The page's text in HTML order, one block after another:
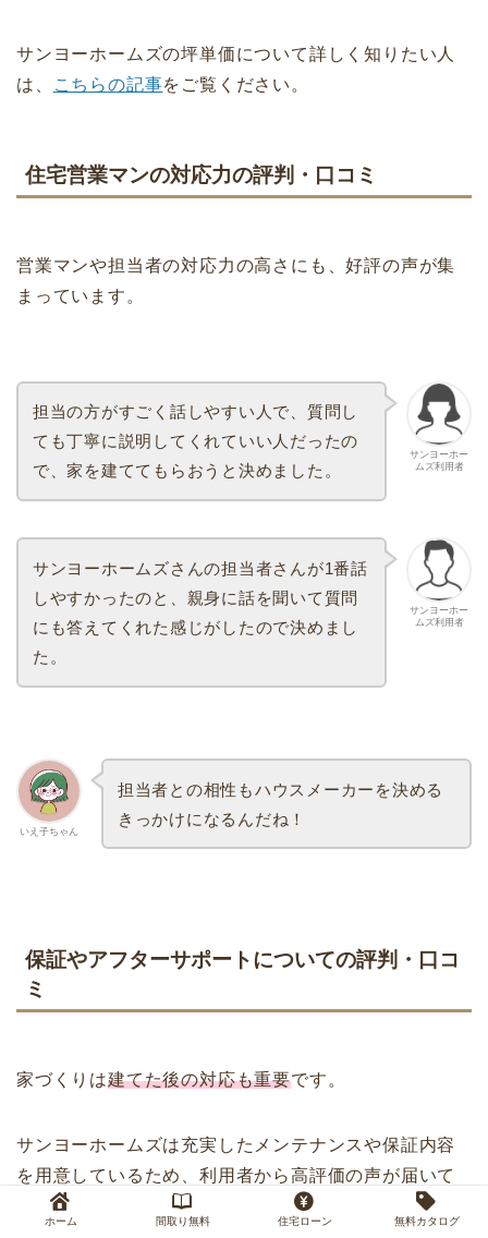
サンヨーホームズの坪単価について詳しく知りたい人
は、
こちらの記事をご覧ください。
住宅営業マンの対応力の評判・口コミ
営業マンや担当者の対応力の高さにも、好評の声が集
まっています。
サンヨーホー
ムズ利用者
担当の方がすごく話しやすい人で、質問し
ても丁寧に説明してくれていい人だったの
で、家を建ててもらおうと決めました。
サンヨーホー
ムズ利用者
サンヨーホームズさんの担当者さんが1番話
しやすかったのと、親身に話を聞いて質問
にも答えてくれた感じがしたので決めまし
た。
いえ子ちゃん
担当者との相性もハウスメーカーを決める
きっかけになるんだね！
保証やアフターサポートについての評判・口コ
ミ
家づくりは建てた後の対応も重要です。
サンヨーホームズは充実したメンテナンスや保証内容
を用意しているため、利用者から高評価の声が届いて
います。
ホーム 間取り無料 住宅ローン 無料カタログ